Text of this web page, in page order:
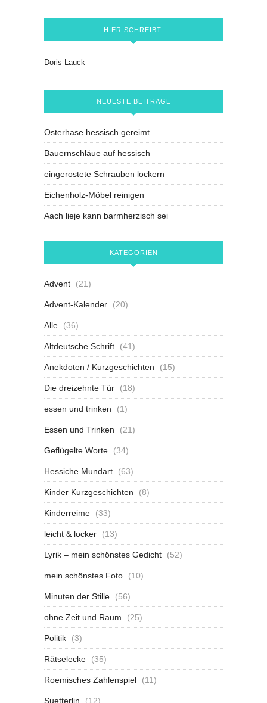
HIER SCHREIBT:
Doris Lauck
NEUESTE BEITRÄGE
Osterhase hessisch gereimt
Bauernschläue auf hessisch
eingerostete Schrauben lockern
Eichenholz-Möbel reinigen
Aach lieje kann barmherzisch sei
KATEGORIEN
Advent (21)
Advent-Kalender (20)
Alle (36)
Altdeutsche Schrift (41)
Anekdoten / Kurzgeschichten (15)
Die dreizehnte Tür (18)
essen und trinken (1)
Essen und Trinken (21)
Geflügelte Worte (34)
Hessiche Mundart (63)
Kinder Kurzgeschichten (8)
Kinderreime (33)
leicht & locker (13)
Lyrik – mein schönstes Gedicht (52)
mein schönstes Foto (10)
Minuten der Stille (56)
ohne Zeit und Raum (25)
Politik (3)
Rätselecke (35)
Roemisches Zahlenspiel (11)
Suetterlin (12)